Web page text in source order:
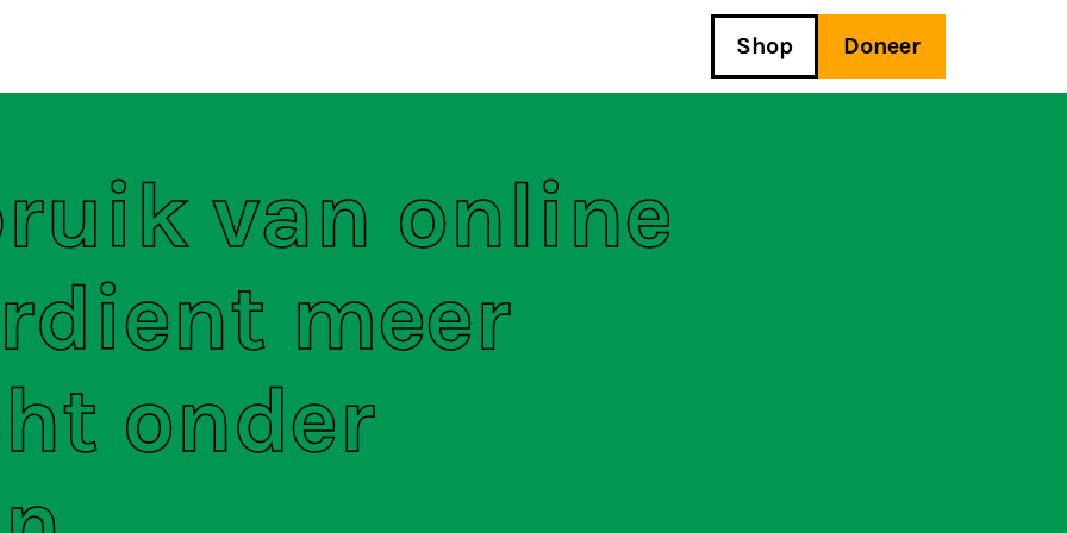
Shop Doneer
van online
meer
onder